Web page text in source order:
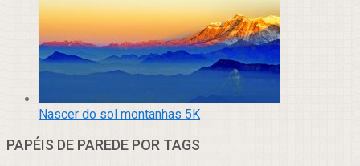
Nascer do sol montanhas 5K
PAPÉIS DE PAREDE POR TAGS